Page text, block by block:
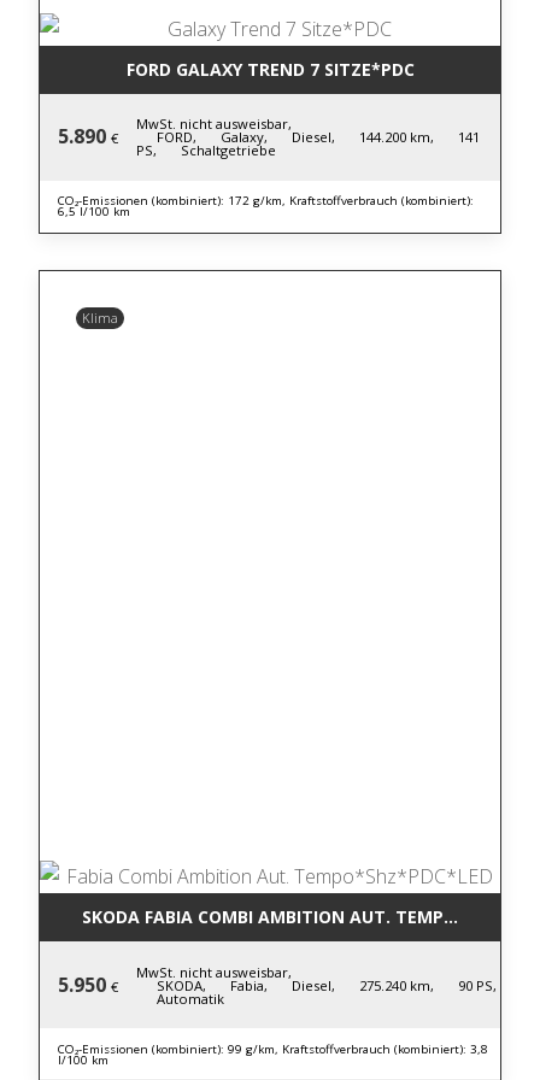
FORD GALAXY TREND 7 SITZE*PDC
5.890 €
MwSt. nicht ausweisbar,
FORD, Galaxy, Diesel, 144.200 km, 141
PS, Schaltgetriebe
CO₂-Emissionen (kombiniert): 172 g/km, Kraftstoffverbrauch (kombiniert):
6,5 l/100 km
Klima
SKODA FABIA COMBI AMBITION AUT.
5.950 €
MwSt. nicht ausweisbar,
SKODA, Fabia, Diesel, 275.240 km, 90 PS,
Automatik
CO₂-Emissionen (kombiniert): 99 g/km, Kraftstoffverbrauch (kombiniert): 3,8
l/100 km